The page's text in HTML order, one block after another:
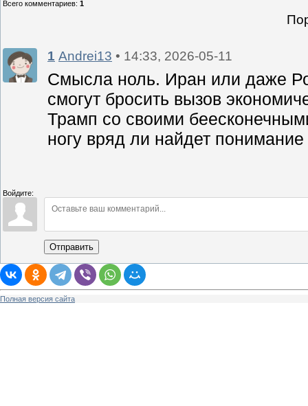
Всего комментариев: 1
1 Andrei13 • 14:33, 2026-05-11
Смысла ноль. Иран или даже
смогут бросить вызов
Трамп со своими
ногу вряд ли найдет понимание
Войдите:
Отправить
Полная версия сайта